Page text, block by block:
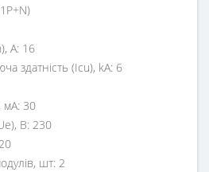
А: 16
здатність (Icu), kA: 6
мА: 30
В: 230
шт: 2